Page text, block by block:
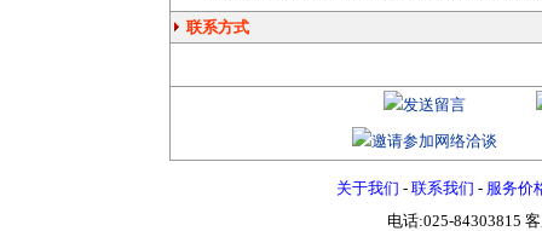
联系方式
关于我们 - 联系我们 - 服务价
电话:025-84303815